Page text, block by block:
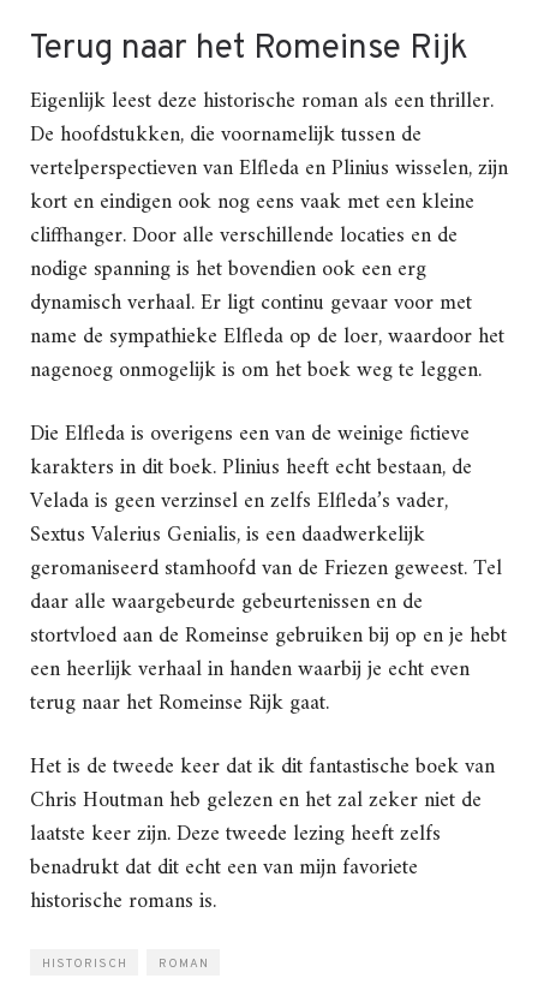
Terug naar het Romeinse Rijk
Eigenlijk leest deze historische roman als een thriller.
De hoofdstukken, die voornamelijk tussen de
vertelperspectieven van Elfleda en Plinius wisselen, zijn
kort en eindigen ook nog eens vaak met een kleine
cliffhanger. Door alle verschillende locaties en de
nodige spanning is het bovendien ook een erg
dynamisch verhaal. Er ligt continu gevaar voor met
name de sympathieke Elfleda op de loer, waardoor het
nagenoeg onmogelijk is om het boek weg te leggen.
Die Elfleda is overigens een van de weinige fictieve
karakters in dit boek. Plinius heeft echt bestaan, de
Velada is geen verzinsel en zelfs Elfleda’s vader,
Sextus Valerius Genialis, is een daadwerkelijk
geromaniseerd stamhoofd van de Friezen geweest. Tel
daar alle waargebeurde gebeurtenissen en de
stortvloed aan de Romeinse gebruiken bij op en je hebt
een heerlijk verhaal in handen waarbij je echt even
terug naar het Romeinse Rijk gaat.
Het is de tweede keer dat ik dit fantastische boek van
Chris Houtman heb gelezen en het zal zeker niet de
laatste keer zijn. Deze tweede lezing heeft zelfs
benadrukt dat dit echt een van mijn favoriete
historische romans is.
HISTORISCH ROMAN